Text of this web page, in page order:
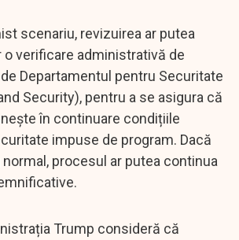
scenariu, revizuirea ar putea
o verificare administrativă de
Departamentul pentru Securitate
Security), pentru a se asigura că
în continuare condițiile
impuse de program. Dacă
procesul ar putea continua
Trump consideră că